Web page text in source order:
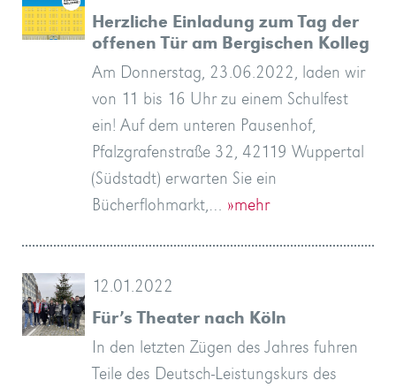
Herzliche Einladung zum Tag der
offenen Tür am Bergischen Kolleg
Am Donnerstag, 23.06.2022, laden wir
von 11 bis 16 Uhr zu einem Schulfest
ein! Auf dem unteren Pausenhof,
Pfalzgrafenstraße 32, 42119 Wuppertal
(Südstadt) erwarten Sie ein
Bücherflohmarkt,… »mehr
12.01.2022
Für’s Theater nach Köln
In den letzten Zügen des Jahres fuhren
Teile des Deutsch-Leistungskurs des